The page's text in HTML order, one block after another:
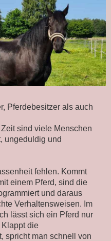
Pferdebesitzer als auch
sind viele Menschen
ungeduldig und
fehlen. Kommt
einem Pferd, sind die
und daraus
Verhaltensweisen. Im
lässt sich ein Pferd nur
die
spricht man schnell von